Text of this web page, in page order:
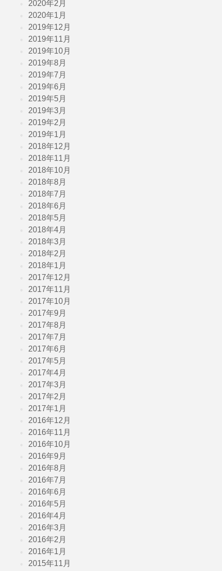
2020年2月
2020年1月
2019年12月
2019年11月
2019年10月
2019年8月
2019年7月
2019年6月
2019年5月
2019年3月
2019年2月
2019年1月
2018年12月
2018年11月
2018年10月
2018年8月
2018年7月
2018年6月
2018年5月
2018年4月
2018年3月
2018年2月
2018年1月
2017年12月
2017年11月
2017年10月
2017年9月
2017年8月
2017年7月
2017年6月
2017年5月
2017年4月
2017年3月
2017年2月
2017年1月
2016年12月
2016年11月
2016年10月
2016年9月
2016年8月
2016年7月
2016年6月
2016年5月
2016年4月
2016年3月
2016年2月
2016年1月
2015年11月